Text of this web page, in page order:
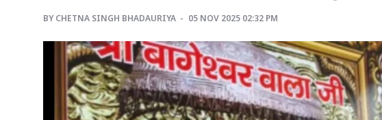
BY CHETNA SINGH BHADAURIYA 05 NOV 2025 02:32 PM